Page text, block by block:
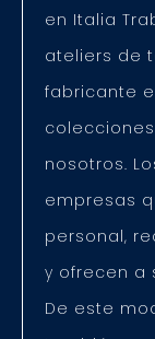
en Italia
ateliers de
fabricante
nosotros.
empresas
personal,
y ofrecen a
De este